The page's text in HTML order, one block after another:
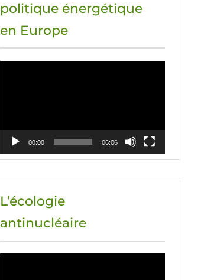
politique énergétique
en Europe
00:00 06:06
L’écologie
antinucléaire